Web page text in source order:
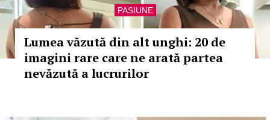
PASIUNE
Lumea văzută din alt unghi: 20 de
imagini rare care ne arată partea
nevăzută a lucrurilor